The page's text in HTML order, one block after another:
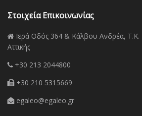
Στοιχεία Επικοινωνίας
Ιερά Οδός 364 & Κάλβου Ανδρέα, Τ.Κ.
Αττικής
+30 213 2044800
+30 210 5315669
egaleo@egaleo.gr